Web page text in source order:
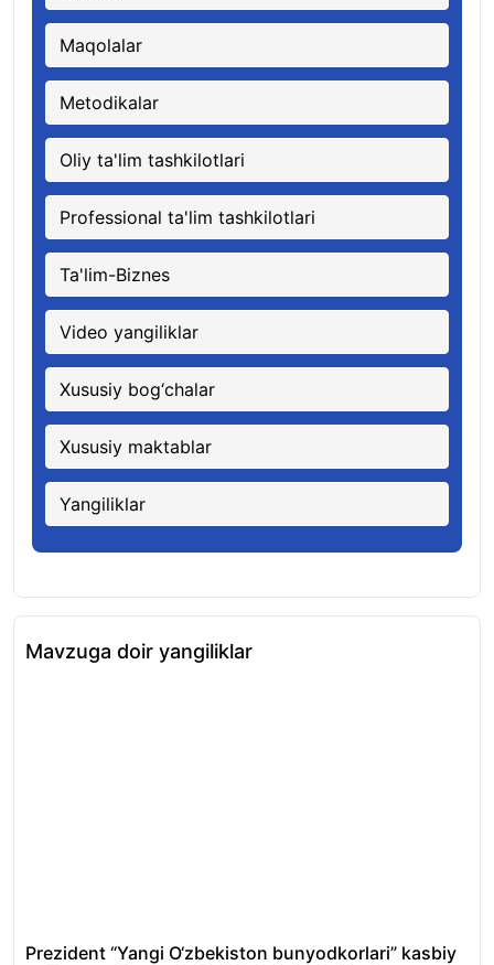
Maqolalar
Metodikalar
Oliy ta'lim tashkilotlari
Professional ta'lim tashkilotlari
Ta'lim-Biznes
Video yangiliklar
Xususiy bog‘chalar
Xususiy maktablar
Yangiliklar
Mavzuga doir yangiliklar
Prezident “Yangi O‘zbekiston bunyodkorlari” kasbiy